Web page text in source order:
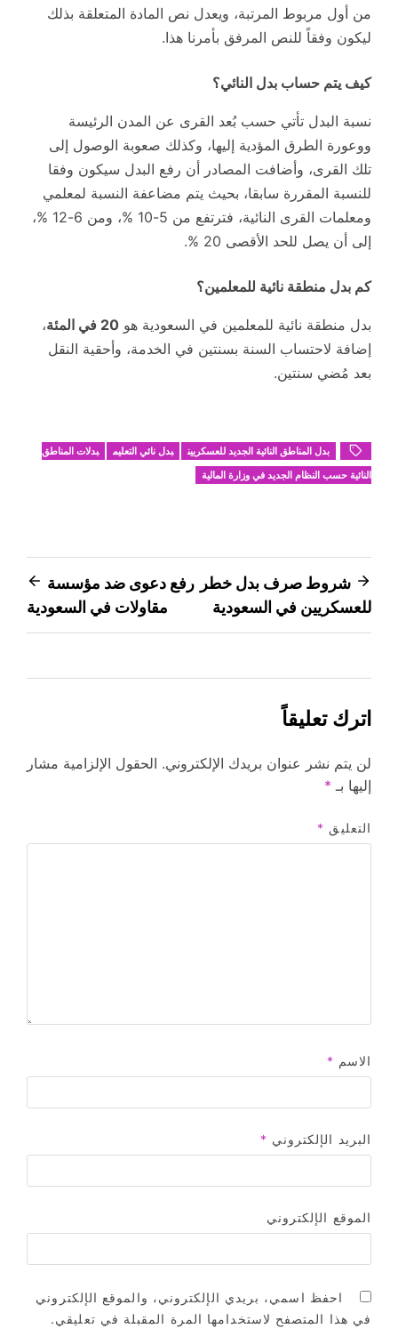
من أول مربوط المرتبة، ويعدل نص المادة المتعلقة بذلك
ليكون وفقاً للنص المرفق بأمرنا هذا.
كيف يتم حساب بدل النائي؟
نسبة البدل تأتي حسب بُعد القرى عن المدن الرئيسة
ووعورة الطرق المؤدية إليها، وكذلك صعوبة الوصول إلى
تلك القرى، وأضافت المصادر أن رفع البدل سيكون وفقا
للنسبة المقررة سابقا، بحيث يتم مضاعفة النسبة لمعلمي
ومعلمات القرى النائية، فترتفع من 5-10 %، ومن 6-12 %،
إلى أن يصل للحد الأقصى 20 %.
كم بدل منطقة نائية للمعلمين؟
بدل منطقة نائية للمعلمين في السعودية هو 20 في المئة
،
إضافة لاحتساب السنة بسنتين في الخدمة، وأحقية النقل
بعد مُضي سنتين.
بدل المناطق النائية الجديد للعسكريين بدل نائي التعليم
بدلات المناطق
النائية حسب النظام الجديد في وزارة المالية
تصفّح
المقالات
شروط صرف بدل خطر
للعسكريين في السعودية
رفع دعوى ضد مؤسسة
مقاولات في السعودية
اترك تعليقاً
لن يتم نشر عنوان بريدك الإلكتروني. الحقول الإلزامية مشار
إليها بـ *
التعليق *
الاسم *
البريد الإلكتروني *
الموقع الإلكتروني
احفظ اسمي، بريدي الإلكتروني، والموقع الإلكتروني
في هذا المتصفح لاستخدامها المرة المقبلة في تعليقي.